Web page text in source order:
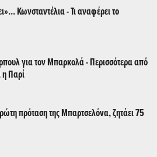
Κωνσταντέλια - Τι αναφέρει το
για τον Μπαρκολά - Περισσότερα από
η Παρί
πρόταση της Μπαρτσελόνα, ζητάει 75